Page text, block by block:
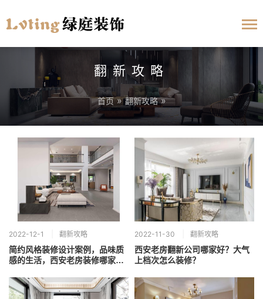
翻新攻略
首页 »翻新攻略»
2022-12-1 翻新攻略
简约风格装修设计案例，品味质
感的生活，西安老房装修哪家
2022-11-30 翻新攻略
西安老房翻新公司哪家好？大气
上档次怎么装修？